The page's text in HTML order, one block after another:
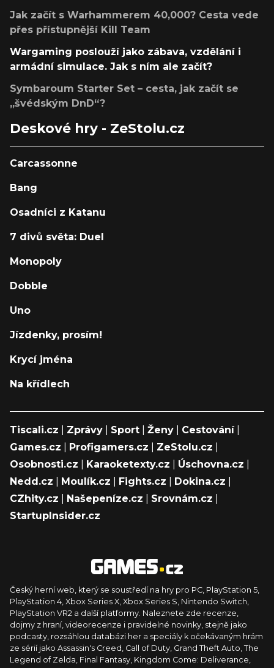
Jak začít s Warhammerem 40,000? Cesta vede
přes přístupnější Kill Team
Wargaming poslouží jako zábava, vzdělání i
armádní simulace. Jak s ním ale začít?
Symbaroum Starter Set – cesta, jak začít se
„švédským DnD“?
Deskové hry - ZeStolu.cz
Carcassonne
Bang
Osadníci z Katanu
7 divů světa: Duel
Monopoly
Dobble
Uno
Jízdenky, prosím!
Krycí jména
Na křídlech
Tiscali.cz Zprávy Sport Ženy Cestování|
Games.cz
Profigamers.cz ZeStolu.cz
Osobnosti.cz
Karaoketexty.cz Úschovna.cz
Nedd.cz
Moulík.cz Fights.cz Dokina.cz
CZhity.cz
Našepeníze.cz Srovnám.cz
StartupInsider.cz
Český herní web, který se soustředí na hry pro PC, PlayStation 5,
PlayStation 4, Xbox Series X, Xbox Series S, Nintendo Switch,
PlayStation VR2 a další platformy. Naleznete zde recenze,
dojmy z hraní, videorecenze i pravidelné novinky, stejně jako
podcasty, rozsáhlou databázi her a speciály k očekávaným hrám
ze sérií jako Assassin's Creed, Call of Duty, Grand Theft Auto, The
Legend of Zelda, Final Fantasy, Kingdom Come: Deliverance,